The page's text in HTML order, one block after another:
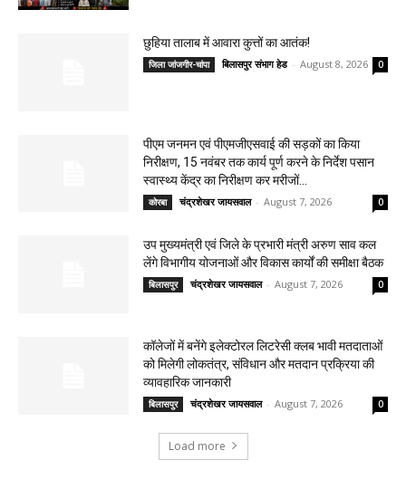
छुहिया तालाब में आवारा कुत्तों का आतंक!
जिला जांजगीर-चांपा बिलासपुर संभाग हेड - August 8, 2026 0
पीएम जनमन एवं पीएमजीएसवाई की सड़कों का किया
निरीक्षण, 15 नवंबर तक कार्य पूर्ण करने के निर्देश पसान
स्वास्थ्य केंद्र का निरीक्षण कर मरीजों...
कोरबा चंद्रशेखर जायसवाल - August 7, 2026 0
उप मुख्यमंत्री एवं जिले के प्रभारी मंत्री अरुण साव कल
लेंगे विभागीय योजनाओं और विकास कार्यों की समीक्षा बैठक
बिलासपुर चंद्रशेखर जायसवाल - August 7, 2026 0
कॉलेजों में बनेंगे इलेक्टोरल लिटरेसी क्लब भावी मतदाताओं
को मिलेगी लोकतंत्र, संविधान और मतदान प्रक्रिया की
व्यावहारिक जानकारी
बिलासपुर चंद्रशेखर जायसवाल - August 7, 2026 0
Load more